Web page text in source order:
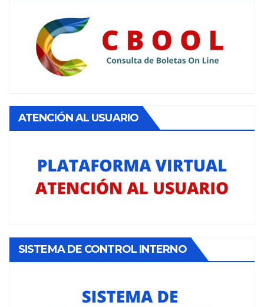
ATENCIÓN AL USUARIO
SISTEMA DE CONTROL INTERNO